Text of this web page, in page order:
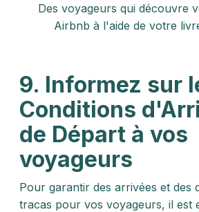
Des voyageurs qui découvre
Airbnb à l'aide de votre
9. Informez sur
Conditions
de Départ à vos
voyageurs
Pour garantir des arrivées et des
tracas pour vos voyageurs, il est